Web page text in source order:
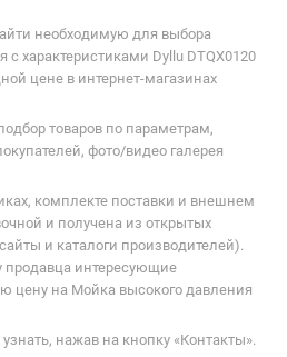
необходимую для выбора
характеристиками Dyllu DTQX0120
цене в интернет-магазинах
товаров по параметрам,
фото/видео галерея
комплекте поставки и внешнем
и получена из открытых
и каталоги производителей).
продавца интересующие
цену на Мойка высокого давления
нажав на кнопку «Контакты».